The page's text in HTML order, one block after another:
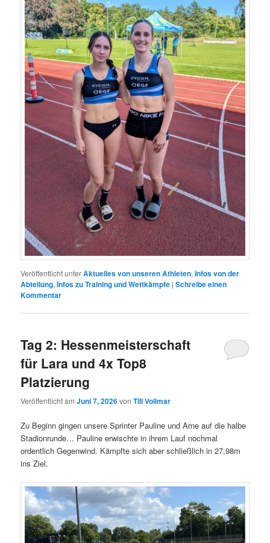
Veröffentlicht unterAktuelles von unseren Athleten,Infos von der
Abteilung,Infos zu Training und Wettkämpfe |Schreibe einen
Kommentar
Tag 2: Hessenmeisterschaft
für Lara und 4x Top8
Platzierung
Veröffentlicht amJuni 7, 2026vonTill Vollmar
Zu Beginn gingen unsere Sprinter Pauline und Arne auf die halbe
Stadionrunde… Pauline erwischte in ihrem Lauf nochmal
ordentlich Gegenwind. Kämpfte sich aber schließlich in 27,98m
ins Ziel.